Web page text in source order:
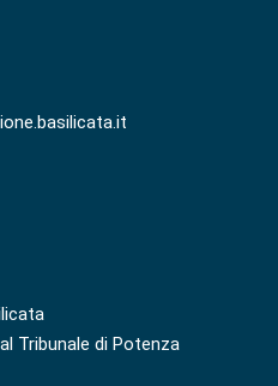
Tribunale di Potenza